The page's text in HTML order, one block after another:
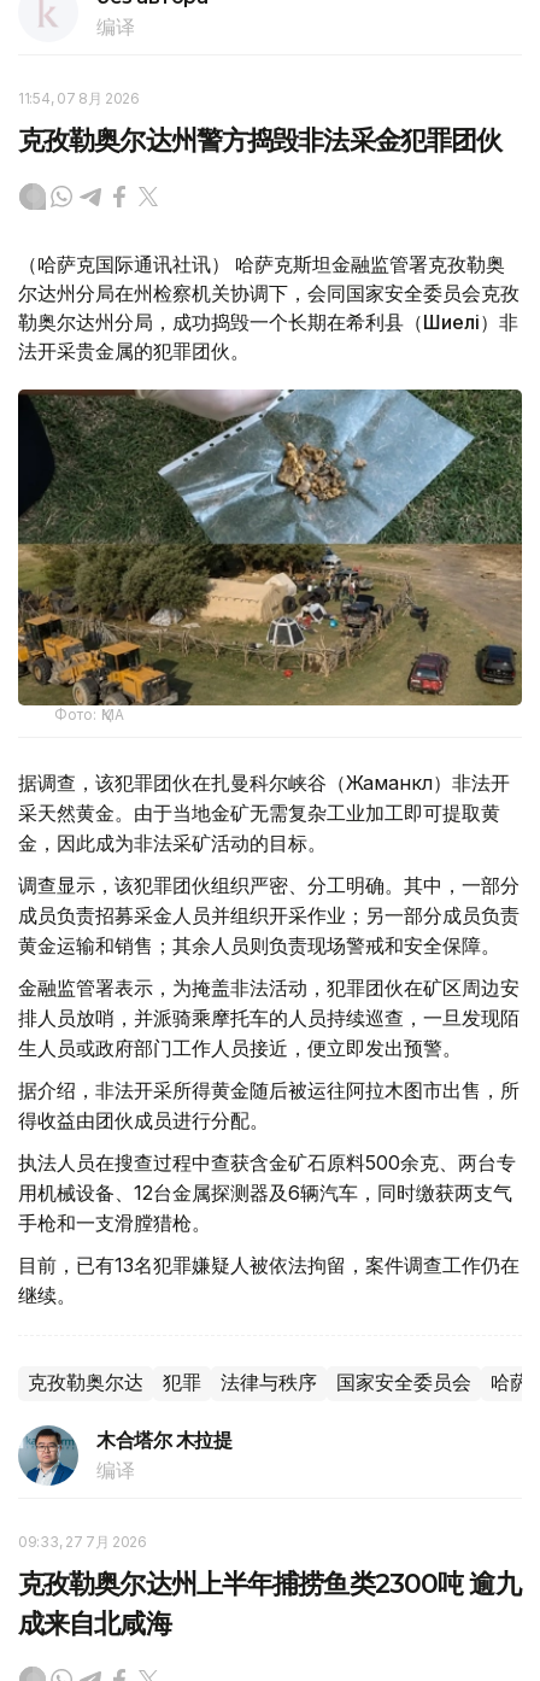
编译
11:54, 07 8月 2026
克孜勒奥尔达州警方捣毁非法采金犯罪团伙
（哈萨克国际通讯社讯） 哈萨克斯坦金融监管署克孜勒奥
尔达州分局在州检察机关协调下，会同国家安全委员会克孜
勒奥尔达州分局，成功捣毁一个长期在希利县（Шиелі）非
法开采贵金属的犯罪团伙。
Фото: ҚМА
据调查，该犯罪团伙在扎曼科尔峡谷（Жаманкөл）非法开
采天然黄金。由于当地金矿无需复杂工业加工即可提取黄
金，因此成为非法采矿活动的目标。
调查显示，该犯罪团伙组织严密、分工明确。其中，一部分
成员负责招募采金人员并组织开采作业；另一部分成员负责
黄金运输和销售；其余人员则负责现场警戒和安全保障。
金融监管署表示，为掩盖非法活动，犯罪团伙在矿区周边安
排人员放哨，并派骑乘摩托车的人员持续巡查，一旦发现陌
生人员或政府部门工作人员接近，便立即发出预警。
据介绍，非法开采所得黄金随后被运往阿拉木图市出售，所
得收益由团伙成员进行分配。
执法人员在搜查过程中查获含金矿石原料500余克、两台专
用机械设备、12台金属探测器及6辆汽车，同时缴获两支气
手枪和一支滑膛猎枪。
目前，已有13名犯罪嫌疑人被依法拘留，案件调查工作仍在
继续。
克孜勒奥尔达 犯罪 法律与秩序 国家安全委员会 哈萨
木合塔尔 木拉提
编译
09:33, 27 7月 2026
克孜勒奥尔达州上半年捕捞鱼类2300吨 逾九
成来自北咸海